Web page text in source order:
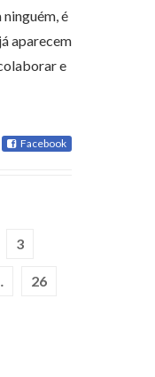
ninguém, é
aparecem
e
Facebook
3
26